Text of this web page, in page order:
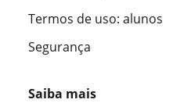
Termos de uso: alunos
Segurança
Saiba mais